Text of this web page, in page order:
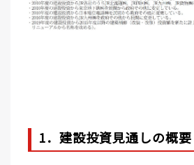
1．建設投資見通しの概要